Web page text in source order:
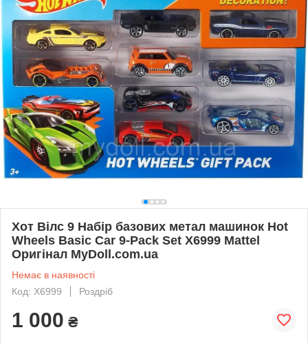
Хот Вілс 9 Набір базових метал машинок Hot
Wheels Basic Car 9-Pack Set X6999 Mattel
Оригінал MyDoll.com.ua
Немає в наявності
Код: X6999
Роздріб
1 000 ₴